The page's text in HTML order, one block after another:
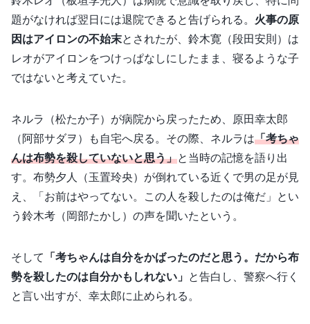
題がなければ翌日には退院できると告げられる。 火事の原
因はアイロンの不始末とされたが、鈴木寛（段田安則）は
レオがアイロンをつけっぱなしにしたまま、寝るような子
ではないと考えていた。
ネルラ（松たか子）が病院から戻ったため、原田幸太郎
（阿部サダヲ）も自宅へ戻る。その際、ネルラは「考ちゃ
んは布勢を殺していないと思う」と当時の記憶を語り出
す。布勢夕人（玉置玲央）が倒れている近くで男の足が見
え、「お前はやってない。この人を殺したのは俺だ」とい
う鈴木考（岡部たかし）の声を聞いたという。
そして
「考ちゃんは自分をかばったのだと思う。だから布
勢を殺したのは自分かもしれない」 と告白し、警察へ行く
と言い出すが、幸太郎に止められる。